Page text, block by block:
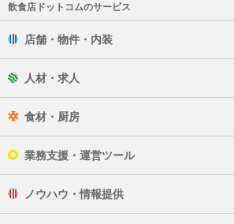
飲食店ドットコムのサービス
店舗・物件・内装
人材・求人
食材・厨房
業務支援・運営ツール
ノウハウ・情報提供